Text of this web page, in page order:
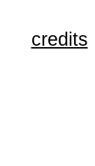
credits